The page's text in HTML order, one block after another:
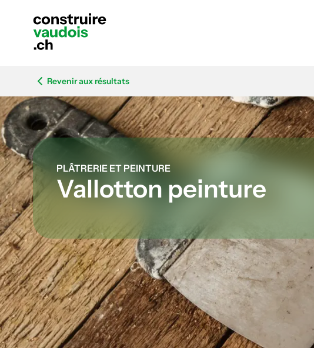
Revenir aux résultats
PLÂTRERIE ET PEINTURE
Vallotton peinture